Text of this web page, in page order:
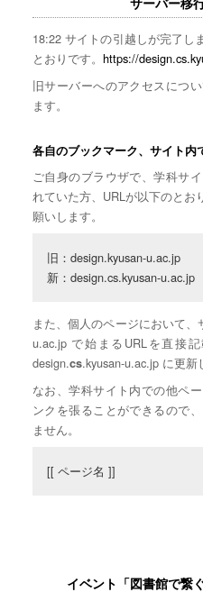
18:22 サイトの引越しが完了し
とおりです。 https://
旧サーバーへのアクセスにつ
ます。
各自のブックマーク、サイト内
ご自身のブラウザで、学科サ
れていた方、URLが以下のとお
願いします。
旧：design.kyusan-u.ac.jp
新：design.cs.kyusan-u.ac.jp
また、個人のページにおいて
u.ac.jp で始まるURLを直接
design.cs.kyusan-u.ac.jp に更新
なお、学科サイト内での他ペ
ンクを張ることができるので
ません。
[[ ページ名 ]]
イベント「図書館で繋